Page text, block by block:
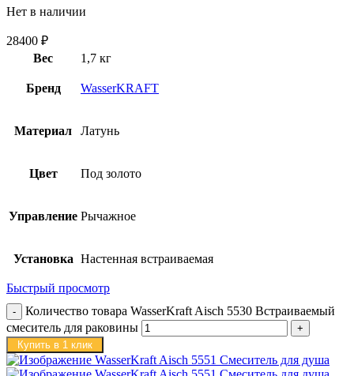
Нет в наличии
28400 ₽
Вес
1,7 кг
Бренд WasserKRAFT
Материал Латунь
Цвет Под золото
Управление Рычажное
Установка Настенная встраиваемая
Быстрый просмотр
Количество товара WasserKraft Aisch 5530 Встраиваемый
смеситель для раковины
Купить в 1 клик